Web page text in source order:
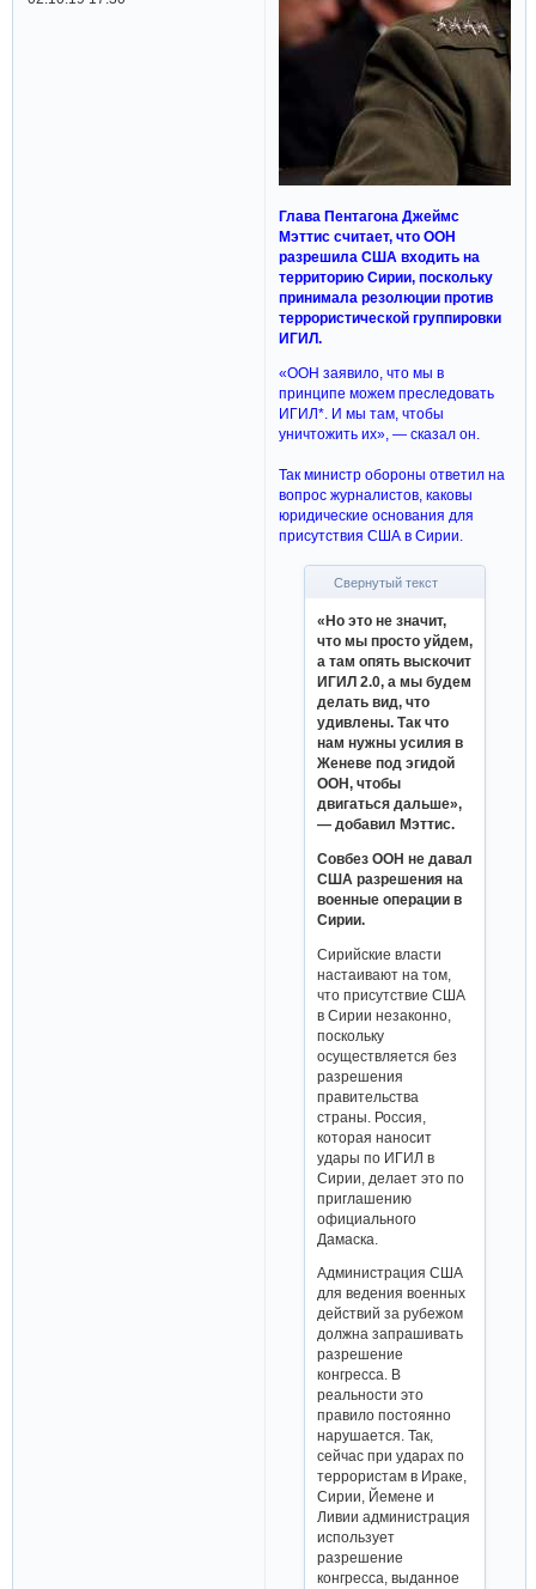
Глава Пентагона Джеймс
Мэттис считает, что ООН
разрешила США входить на
территорию Сирии, поскольку
принимала резолюции против
террористической группировки
ИГИЛ.
«ООН заявило, что мы в
принципе можем преследовать
ИГИЛ*. И мы там, чтобы
уничтожить их», — сказал он.
Так министр обороны ответил на
вопрос журналистов, каковы
юридические основания для
присутствия США в Сирии.
Свернутый текст
«Но это не значит,
что мы просто уйдем,
а там опять выскочит
ИГИЛ 2.0, а мы будем
делать вид, что
удивлены. Так что
нам нужны усилия в
Женеве под эгидой
ООН, чтобы
двигаться дальше»,
— добавил Мэттис.
Совбез ООН не давал
США разрешения на
военные операции в
Сирии.
Сирийские власти
настаивают на том,
что присутствие США
в Сирии незаконно,
поскольку
осуществляется без
разрешения
правительства
страны. Россия,
которая наносит
удары по ИГИЛ в
Сирии, делает это по
приглашению
официального
Дамаска.
Администрация США
для ведения военных
действий за рубежом
должна запрашивать
разрешение
конгресса. В
реальности это
правило постоянно
нарушается. Так,
сейчас при ударах по
террористам в Ираке,
Сирии, Йемене и
Ливии администрация
использует
разрешение
конгресса, выданное